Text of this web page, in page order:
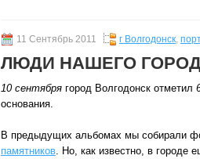
11 Сентябрь 2011 г Волгодонск,
ЛЮДИ НАШЕГО
10 сентября город Волгодонск отметил
основания.
В предыдущих альбомах мы собирали
памятников. Но, как известно, в городе